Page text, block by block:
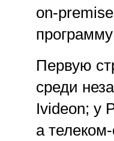
on-
Первую
среди
Ivideon; у
а